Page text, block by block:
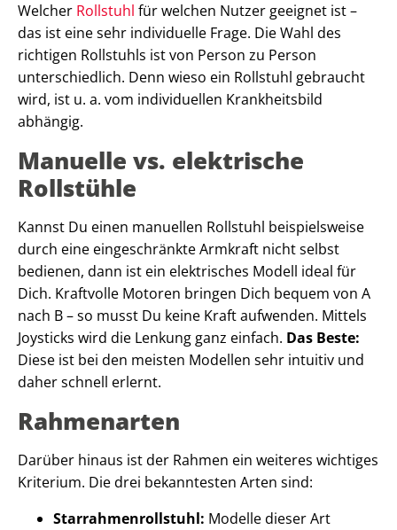
Welcher Rollstuhl für welchen Nutzer geeignet ist –
das ist eine sehr individuelle Frage. Die Wahl des
richtigen Rollstuhls ist von Person zu Person
unterschiedlich. Denn wieso ein Rollstuhl gebraucht
wird, ist u. a. vom individuellen Krankheitsbild
abhängig.
Manuelle vs. elektrische
Rollstühle
Kannst Du einen manuellen Rollstuhl beispielsweise
durch eine eingeschränkte Armkraft nicht selbst
bedienen, dann ist ein elektrisches Modell ideal für
Dich. Kraftvolle Motoren bringen Dich bequem von A
nach B – so musst Du keine Kraft aufwenden. Mittels
Joysticks wird die Lenkung ganz einfach. Das Beste:
Diese ist bei den meisten Modellen sehr intuitiv und
daher schnell erlernt.
Rahmenarten
Darüber hinaus ist der Rahmen ein weiteres wichtiges
Kriterium. Die drei bekanntesten Arten sind:
Starrahmenrollstuhl: Modelle dieser Art